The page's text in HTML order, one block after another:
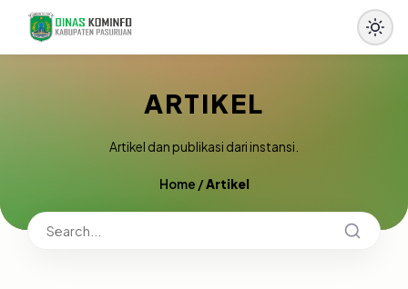
ARTIKEL
Artikel dan publikasi dari instansi.
Home /Artikel